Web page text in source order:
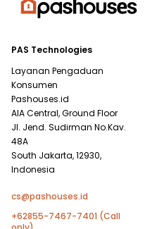
PAS Technologies
Layanan Pengaduan
Konsumen
Pashouses.id
AIA Central, Ground Floor
Jl. Jend. Sudirman No.Kav.
48A
South Jakarta, 12930,
Indonesia
cs@pashouses.id
+62855-7467-7401 (Call